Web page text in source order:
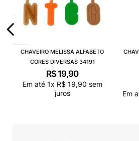
CHAVEIRO MELISSA ALFABETO
CORES DIVERSAS 34191
R$ 19,90
Em até 1x R$ 19,90 sem
juros
Em